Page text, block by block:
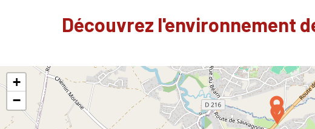
Découvrez l'environnement
+
−